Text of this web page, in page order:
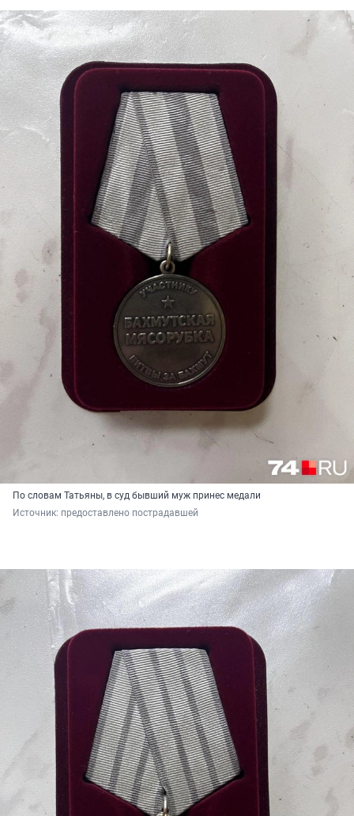
По словам Татьяны, в суд бывший муж принес медали
Источник: предоставлено пострадавшей